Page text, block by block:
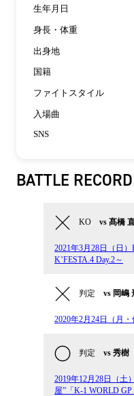
生年月日
身長・体重
出身地
国籍
ファイトスタイル
入場曲
SNS
BATTLE RECORD
KO vs 髙橋
2021年3月28日（日
K’FESTA.4 Day.2～
判定 vs 岡嶋
2020年2月24日（月・
判定 vs 秀樹
2019年12月28日（土
屋”「K-1 WORLD